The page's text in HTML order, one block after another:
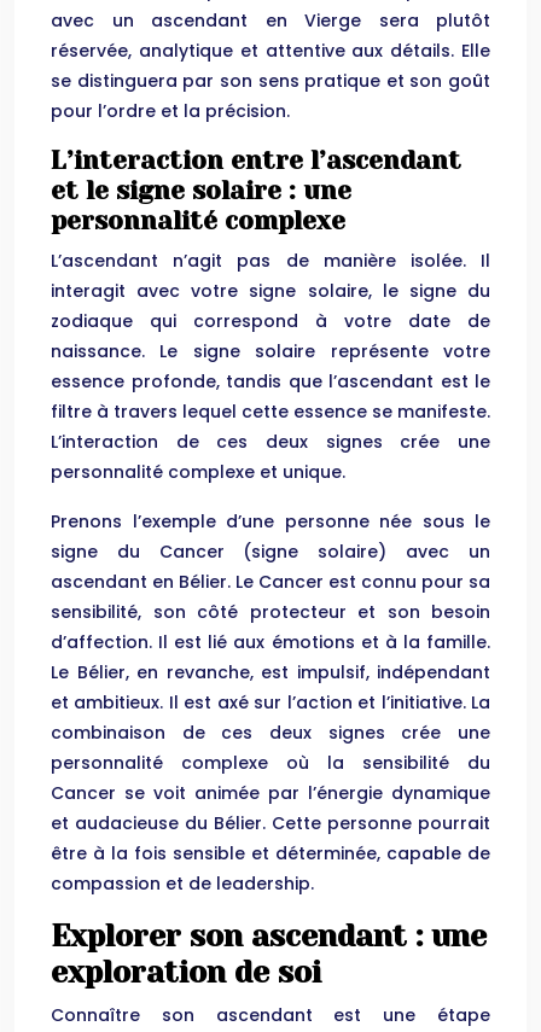
avec un ascendant en Vierge sera plutôt
réservée, analytique et attentive aux détails. Elle
se distinguera par son sens pratique et son goût
pour l’ordre et la précision.
L’interaction entre l’ascendant
et le signe solaire : une
personnalité complexe
L’ascendant n’agit pas de manière isolée. Il
interagit avec votre signe solaire, le signe du
zodiaque qui correspond à votre date de
naissance. Le signe solaire représente votre
essence profonde, tandis que l’ascendant est le
filtre à travers lequel cette essence se manifeste.
L’interaction de ces deux signes crée une
personnalité complexe et unique.
Prenons l’exemple d’une personne née sous le
signe du Cancer (signe solaire) avec un
ascendant en Bélier. Le Cancer est connu pour sa
sensibilité, son côté protecteur et son besoin
d’affection. Il est lié aux émotions et à la famille.
Le Bélier, en revanche, est impulsif, indépendant
et ambitieux. Il est axé sur l’action et l’initiative. La
combinaison de ces deux signes crée une
personnalité complexe où la sensibilité du
Cancer se voit animée par l’énergie dynamique
et audacieuse du Bélier. Cette personne pourrait
être à la fois sensible et déterminée, capable de
compassion et de leadership.
Explorer son ascendant : une
exploration de soi
Connaître son ascendant est une étape